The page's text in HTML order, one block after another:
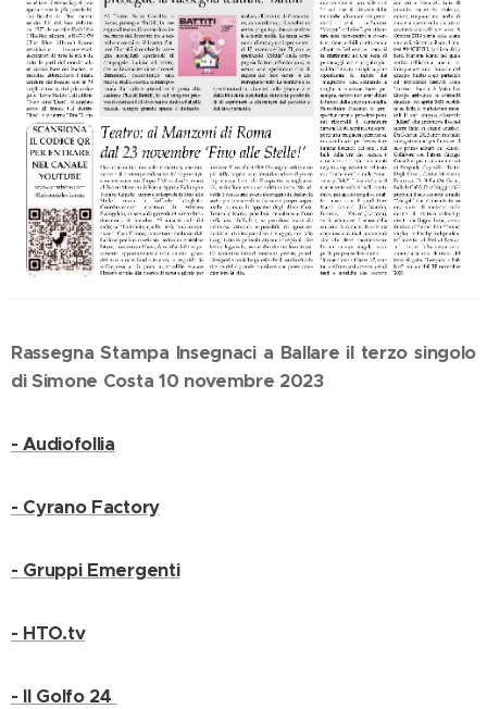
Rassegna Stampa Insegnaci a Ballare il terzo singolo
di Simone Costa 10 novembre 2023
- Audiofollia
- Cyrano Factory
- Gruppi Emergenti
- HTO.tv
- Il Golfo 24